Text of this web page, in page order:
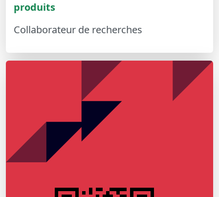
produits
Collaborateur de recherches